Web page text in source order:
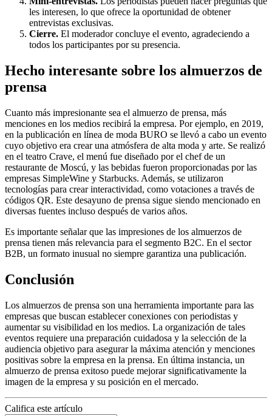
les interesen, lo que ofrece la oportunidad de obtener
entrevistas exclusivas.
Cierre. El moderador concluye el evento, agradeciendo a
todos los participantes por su presencia.
Hecho interesante sobre los almuerzos de
prensa
Cuanto más impresionante sea el almuerzo de prensa, más
menciones en los medios recibirá la empresa. Por ejemplo, en 2019,
en la publicación en línea de moda BURO se llevó a cabo un evento
cuyo objetivo era crear una atmósfera de alta moda y arte. Se realizó
en el teatro Crave, el menú fue diseñado por el chef de un
restaurante de Moscú, y las bebidas fueron proporcionadas por las
empresas SimpleWine y Starbucks. Además, se utilizaron
tecnologías para crear interactividad, como votaciones a través de
códigos QR. Este desayuno de prensa sigue siendo mencionado en
diversas fuentes incluso después de varios años.
Es importante señalar que las impresiones de los almuerzos de
prensa tienen más relevancia para el segmento B2C. En el sector
B2B, un formato inusual no siempre garantiza una publicación.
Conclusión
Los almuerzos de prensa son una herramienta importante para las
empresas que buscan establecer conexiones con periodistas y
aumentar su visibilidad en los medios. La organización de tales
eventos requiere una preparación cuidadosa y la selección de la
audiencia objetivo para asegurar la máxima atención y menciones
positivas sobre la empresa en la prensa. En última instancia, un
almuerzo de prensa exitoso puede mejorar significativamente la
imagen de la empresa y su posición en el mercado.
Califica este artículo